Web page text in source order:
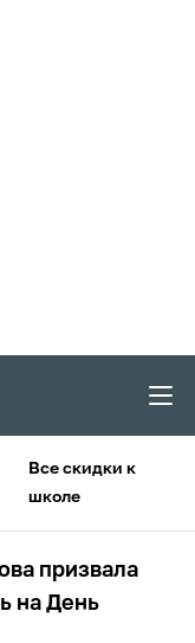
Все скидки к
школе
призвала
на День